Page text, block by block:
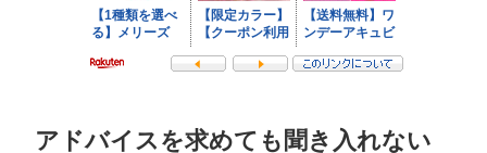
アドバイスを求めても聞き入れない